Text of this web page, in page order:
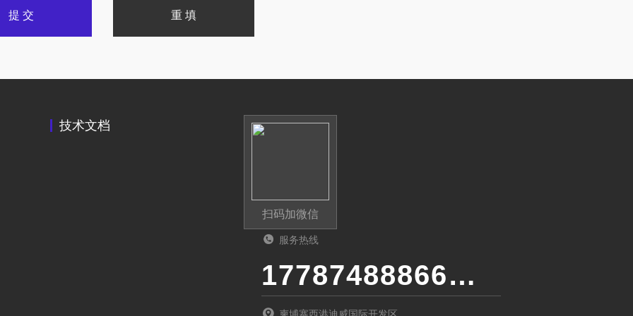
技术文档
扫码加微信
服务热线
17787488866（24小时服务)